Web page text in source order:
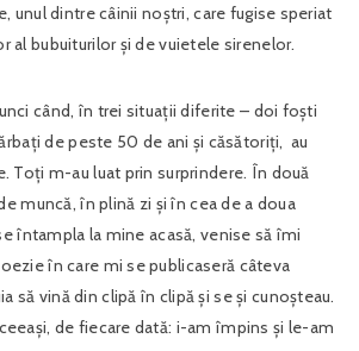
unul dintre câinii noștri, care fugise speriat
al bubuiturilor și de vuietele sirenelor.
când, în trei situații diferite – doi foști
de peste 50 de ani și căsătoriți, au
Toți m-au luat prin surprindere. În două
muncă, în plină zi și în cea de a doua
întampla la mine acasă, venise să îmi
în care mi se publicaseră câteva
să vină din clipă în clipă și se și cunoșteau.
de fiecare dată: i-am împins și le-am